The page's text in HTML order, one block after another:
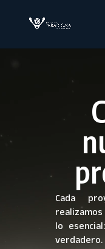
Cada
lo
verdadero.